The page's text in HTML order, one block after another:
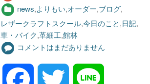
news,よりもい,オーダー,ブログ,
レザークラフトスクール,今日のこと,日記,
車・バイク,革細工,館林
コメントはまだありません